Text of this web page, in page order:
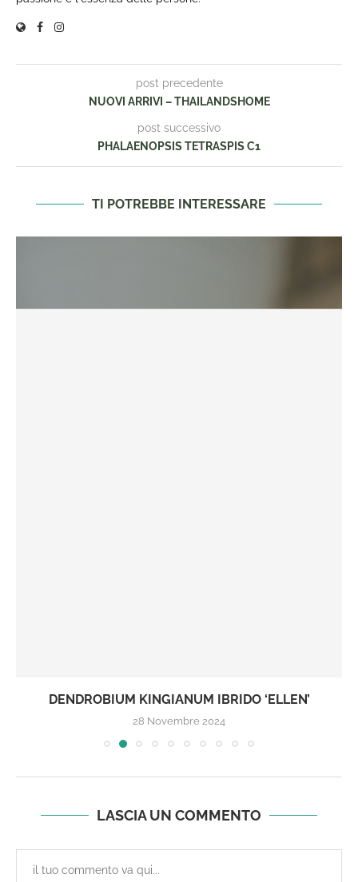
post precedente
NUOVI ARRIVI – THAILANDSHOME
post successivo
PHALAENOPSIS TETRASPIS C1
TI POTREBBE INTERESSARE
DENDROBIUM KINGIANUM IBRIDO ‘ELLEN’
28 Novembre 2024
LASCIA UN COMMENTO